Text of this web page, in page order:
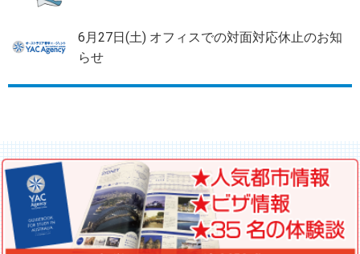
6月27日(土) オフィスでの対面対応休止のお知
らせ